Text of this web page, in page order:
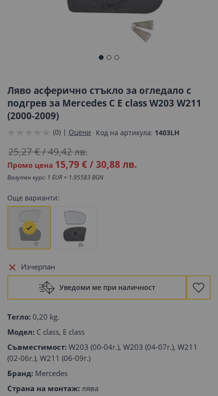
началото
галерия
със
Ляво асферично стъкло за огледало с
подгрев за Mercedes C E class W203 W211
(2000-2009)
(0) | Оцени Код на артикула 1403LH
Промо цена 15,79 €/30,88 лв.
25,27 €/49,42 лв.
Валутен курс: 1 EUR = 1.95583 BGN
Още варианти:
Изчерпан
Уведоми ме при наличност
Тегло: 0,20 kg.
Модел: C class, E class
Съвместимост: W203 (00-04г.), W203 (04-07г.), W211
(02-06г.), W211 (06-09г.)
Бранд: Mercedes
Страна на монтаж: лява